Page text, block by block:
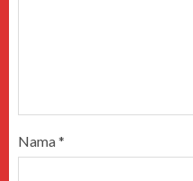
Nama*